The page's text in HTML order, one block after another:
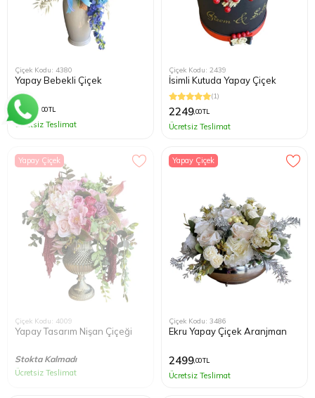
Çiçek Kodu: 4380
Yapay Bebekli Çiçek
2299 ,00 TL
Ücretsiz Teslimat
Çiçek Kodu: 2439
İsimli Kutuda Yapay Çiçek
(1)
2249,00 TL
Ücretsiz Teslimat
Yapay Çiçek
Çiçek Kodu: 4009
Yapay Tasarım Nişan Çiçeği
Stokta Kalmadı
Ücretsiz Teslimat
Yapay Çiçek
Çiçek Kodu: 3486
Ekru Yapay Çiçek Aranjman
2499,00 TL
Ücretsiz Teslimat